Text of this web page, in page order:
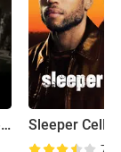
Southland: Cidade do Crime Sleeper Cell
7.9